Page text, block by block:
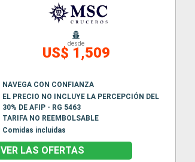
desde
US$ 1,509
NAVEGA CON CONFIANZA
EL PRECIO NO INCLUYE LA PERCEPCIÓN DEL
30% DE AFIP - RG 5463
TARIFA NO REEMBOLSABLE
Comidas incluidas
VER LAS OFERTAS